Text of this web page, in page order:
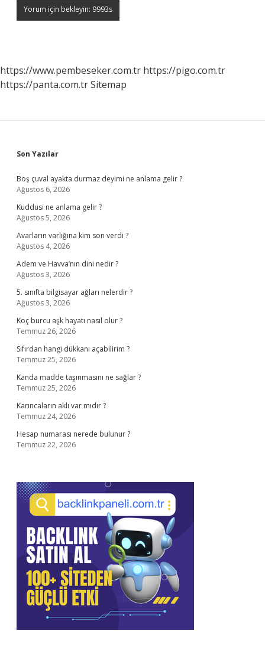
https://www.pembeseker.com.tr https://pigo.com.tr
https://panta.com.trSitemap
Sidebar
Son Yazılar
Boş çuval ayakta durmaz deyimi ne anlama gelir ?
Ağustos 6, 2026
Kuddusi ne anlama gelir ?
Ağustos 5, 2026
Avarların varlığına kim son verdi ?
Ağustos 4, 2026
Adem ve Havva’nın dini nedir ?
Ağustos 3, 2026
5. sınıfta bilgisayar ağları nelerdir ?
Ağustos 3, 2026
Koç burcu aşk hayatı nasıl olur ?
Temmuz 26, 2026
Sıfırdan hangi dükkanı açabilirim ?
Temmuz 25, 2026
Kanda madde taşınmasını ne sağlar ?
Temmuz 25, 2026
Karıncaların aklı var mıdır ?
Temmuz 24, 2026
Hesap numarası nerede bulunur ?
Temmuz 22, 2026